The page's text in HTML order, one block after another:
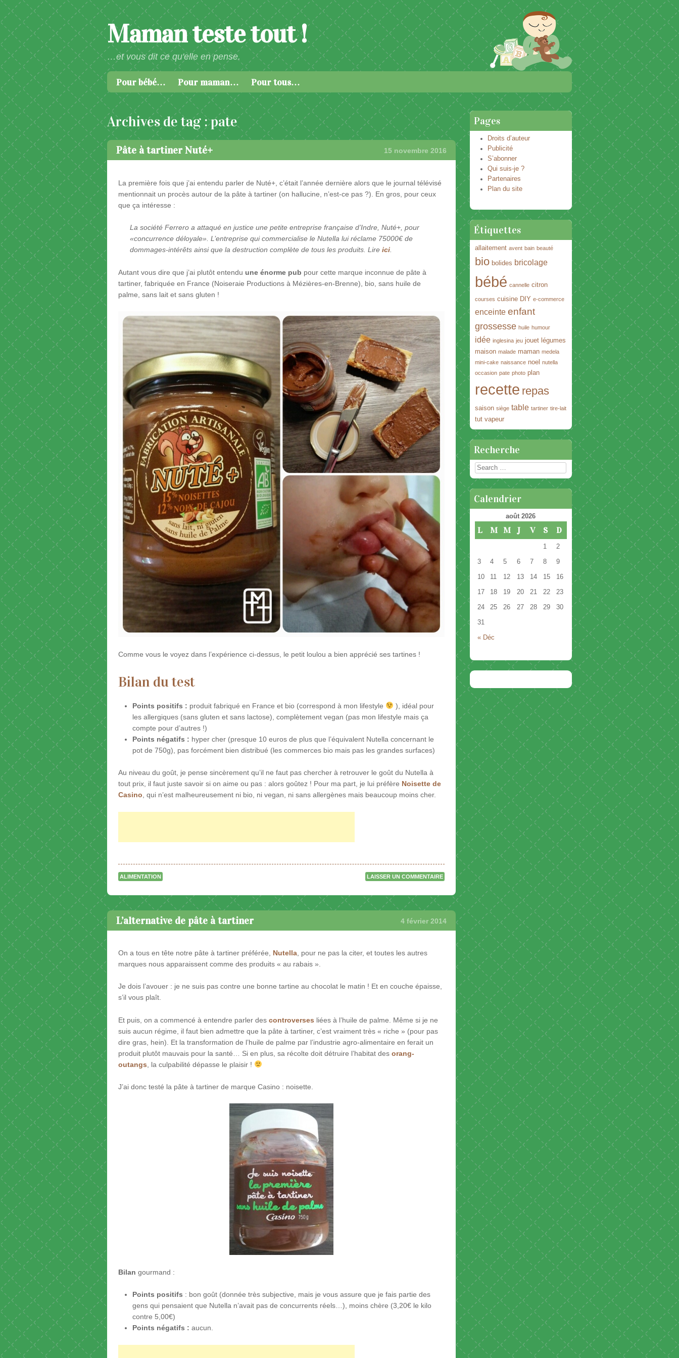
Maman teste tout !
…et vous dit ce qu'elle en pense.
Menu
Passer au contenu
Pour bébé… Pour maman… Pour tous…
Archives de tag :pate
Pâte à tartiner Nuté+ 15 novembre 2016
La première fois que j’ai entendu parler de Nuté+, c’était l’année dernière alors que le journal télévisé
mentionnait un procès autour de la pâte à tartiner (on hallucine, n’est-ce pas ?). En gros, pour ceux
que ça intéresse :
La société Ferrero a attaqué en justice une petite entreprise française d’Indre, Nuté+, pour
«concurrence déloyale». L’entreprise qui commercialise le Nutella lui réclame 75000€ de
dommages-intérêts ainsi que la destruction complète de tous les produits. Lire ici.
Autant vous dire que j’ai plutôt entendu une énorme pub pour cette marque inconnue de pâte à
tartiner, fabriquée en France (Noiseraie Productions à Mézières-en-Brenne), bio, sans huile de
palme, sans lait et sans gluten !
Comme vous le voyez dans l’expérience ci-dessus, le petit loulou a bien apprécié ses tartines !
Bilan du test
Points positifs : produit fabriqué en France et bio (correspond à mon lifestyle
), idéal pour
les allergiques (sans gluten et sans lactose), complètement vegan (pas mon lifestyle mais ça
compte pour d’autres !)
Points négatifs : hyper cher (presque 10 euros de plus que l’équivalent Nutella concernant le
pot de 750g), pas forcément bien distribué (les commerces bio mais pas les grandes surfaces)
Au niveau du goût, je pense sincèrement qu’il ne faut pas chercher à retrouver le goût du Nutella à
tout prix, il faut juste savoir si on aime ou pas : alors goûtez ! Pour ma part, je lui préfère Noisette de
Casino, qui n’est malheureusement ni bio, ni vegan, ni sans allergènes mais beaucoup moins cher.
ALIMENTATION LAISSER UN COMMENTAIRE
L’alternative de pâte à tartiner 4 février 2014
On a tous en tête notre pâte à tartiner préférée, Nutella , pour ne pas la citer, et toutes les autres
marques nous apparaissent comme des produits « au rabais ».
Je dois l’avouer : je ne suis pas contre une bonne tartine au chocolat le matin ! Et en couche épaisse,
s’il vous plaît.
Et puis, on a commencé à entendre parler descontroverses liées à l’huile de palme. Même si je ne
suis aucun régime, il faut bien admettre que la pâte à tartiner, c’est vraiment très « riche » (pour pas
dire gras, hein). Et la transformation de l’huile de palme par l’industrie agro-alimentaire en ferait un
produit plutôt mauvais pour la santé… Si en plus, sa récolte doit détruire l’habitat desorang-
outangs , la culpabilité dépasse le plaisir !
J’ai donc testé la pâte à tartiner de marque Casino : noisette.
Bilan gourmand :
Points positifs : bon goût (donnée très subjective, mais je vous assure que je fais partie des
gens qui pensaient que Nutella n’avait pas de concurrents réels…), moins chère (3,20€ le kilo
contre 5,00€)
Points négatifs : aucun.
Pages
Droits d’auteur
Publicité
S’abonner
Qui suis-je ?
Partenaires
Plan du site
Étiquettes
allaitement avent bain beauté
bio bolides bricolage
bébé cannelle citron
courses cuisine DIY e-commerce
enceinte enfant
grossesse huile humour
idée inglesina jeu jouet légumes
maison malade maman medela
mini-cake naissance noel nutella
occasion pate photo plan
recette repas
saison siège table tartiner tire-lait
tut vapeur
Recherche
Rechercher
Calendrier
août 2026
L M M J V S D
« Déc
1 2
3 4 5 6 7 8 9
10 11 12 13 14 15 16
17 18 19 20 21 22 23
24 25 26 27 28 29 30
31